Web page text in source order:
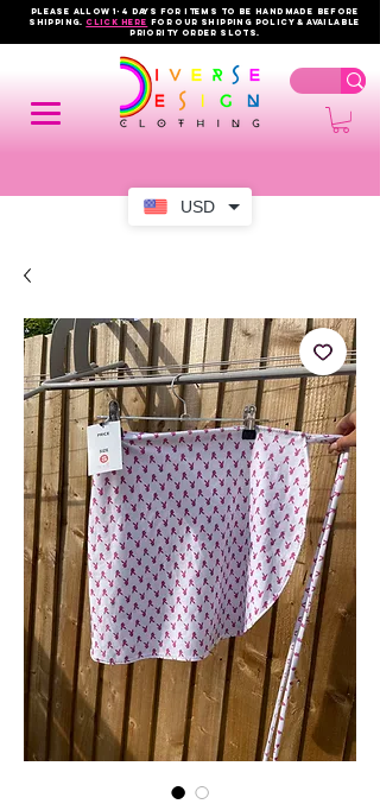
USD
PLEASE ALLOW 1-4 DAYS FOR ITEMS TO BE HANDMADE BEFORE
SHIPPING.click here FOR OUR shipping policy & AVAILABLE
PRIORITY order slots.